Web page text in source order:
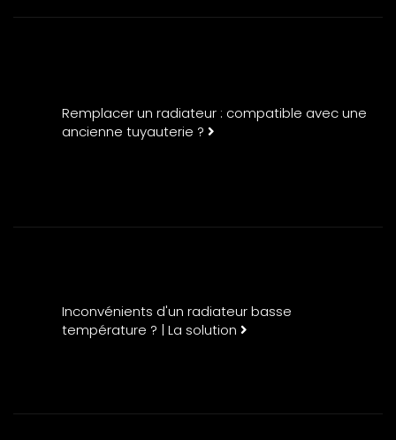
Remplacer un radiateur : compatible avec une
ancienne tuyauterie ?
Inconvénients d'un radiateur basse
température ? | La solution